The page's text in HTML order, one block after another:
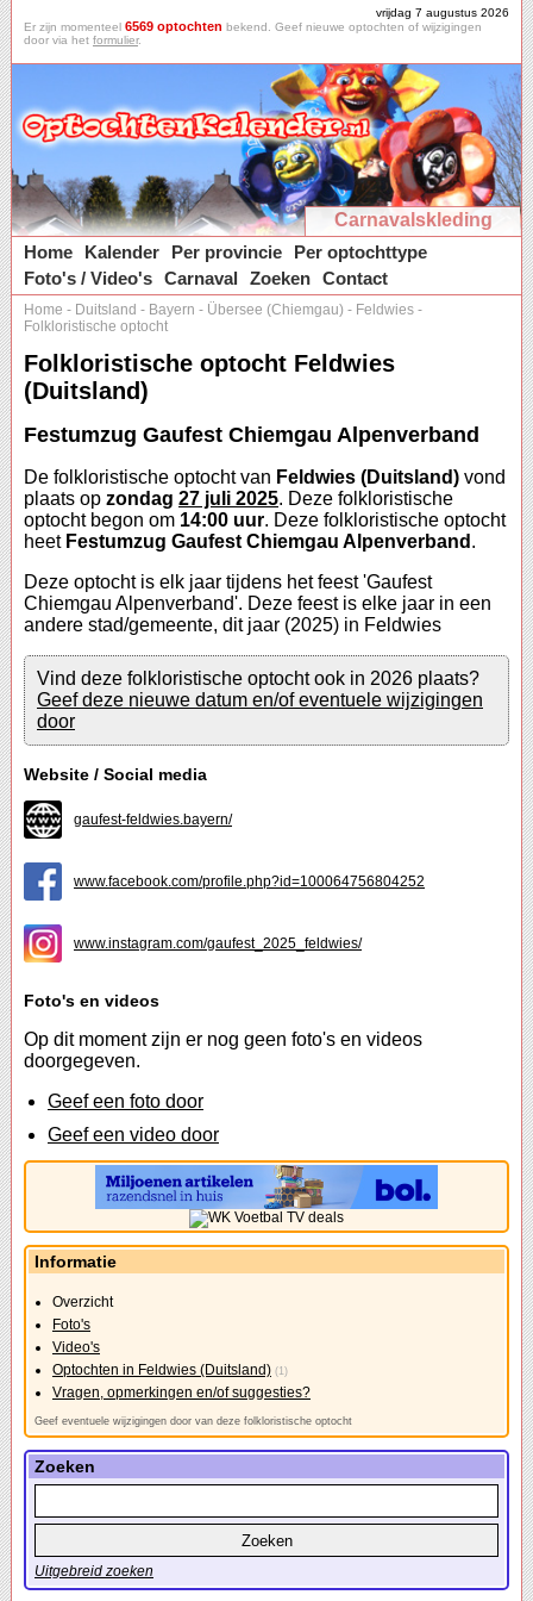
vrijdag 7 augustus 2026
Er zijn momenteel 6569 optochten bekend. Geef nieuwe optochten of wijzigingen
door via het formulier.
Carnavalskleding
Home
Kalender Per provincie
Per optochttype
Foto's / Video's Carnaval Zoeken Contact
Home - Duitsland - Bayern - Übersee (Chiemgau) - Feldwies -
Folkloristische optocht
Folkloristische optocht Feldwies
(Duitsland)
Festumzug Gaufest Chiemgau Alpenverband
De folkloristische optocht van Feldwies (Duitsland) vond
plaats op zondag 27 juli 2025. Deze folkloristische
optocht begon om 14:00 uur. Deze folkloristische optocht
heet Festumzug Gaufest Chiemgau Alpenverband .
Deze optocht is elk jaar tijdens het feest 'Gaufest
Chiemgau Alpenverband'. Deze feest is elke jaar in een
andere stad/gemeente, dit jaar (2025) in Feldwies
Vind deze folkloristische optocht ook in 2026 plaats?
Geef deze nieuwe datum en/of eventuele wijzigingen
door
Website / Social media
gaufest-feldwies.bayern/
www.facebook.com/profile.php?id=100064756804252
www.instagram.com/gaufest_2025_feldwies/
Foto's en videos
Op dit moment zijn er nog geen foto's en videos
doorgegeven.
Geef een foto door
Geef een video door
Informatie
Overzicht
Foto's
Video's
Optochten in Feldwies (Duitsland) (1)
Vragen, opmerkingen en/of suggesties?
Geef eventuele wijzigingen door van deze folkloristische optocht
Zoeken
Uitgebreid zoeken